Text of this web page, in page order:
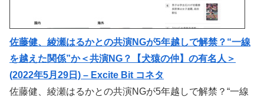
佐藤健、綾瀬はるかとの共演NGが5年越しで解禁？“一線
を越えた関係”か＜共演NG？【犬猿の仲】の有名人＞
(2022年5月29日) – Excite Bit コネタ
佐藤健、綾瀬はるかとの共演NGが5年越しで解禁？“一線